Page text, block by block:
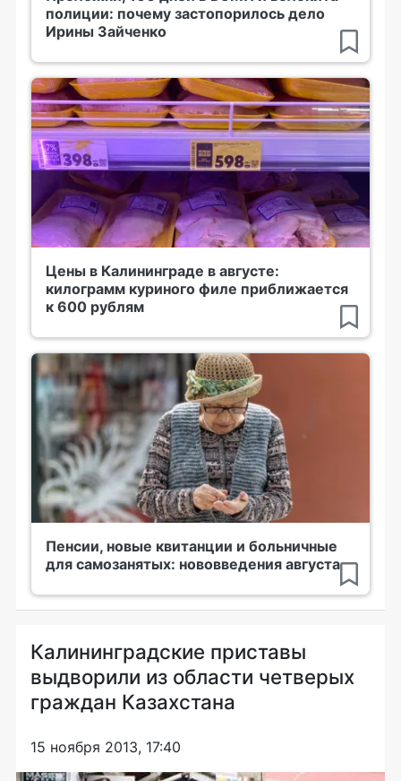
полиции: почему застопорилось дело
Ирины Зайченко
Цены в Калининграде в августе:
килограмм куриного филе приближается
к 600 рублям
Пенсии, новые квитанции и больничные
для самозанятых: нововведения августа
Калининградские приставы
выдворили из области четверых
граждан Казахстана
15 ноября 2013, 17:40